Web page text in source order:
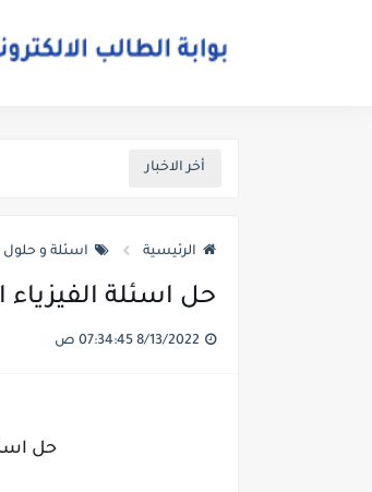
أخر الاخبار
الرئيسية اسئلة و حلول
حل اسئلة الفيزياء
حل